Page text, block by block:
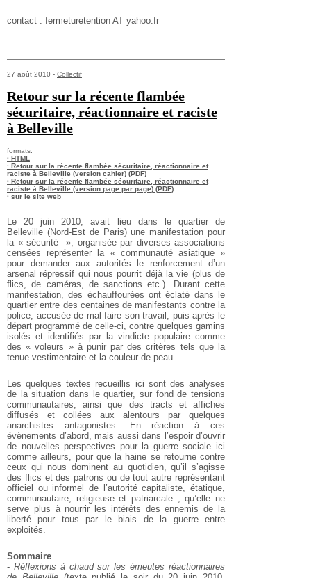
contact : fermeturetention AT yahoo.fr
27 août 2010 - Collectif
Retour sur la récente flambée
sécuritaire, réactionnaire et raciste
à Belleville
formats:
· HTML
· Retour sur la récente flambée sécuritaire, réactionnaire et
raciste à Belleville (version cahier) (PDF)
· Retour sur la récente flambée sécuritaire, réactionnaire et
raciste à Belleville (version page par page) (PDF)
· sur le site web
Le 20 juin 2010, avait lieu dans le quartier de
Belleville (Nord-Est de Paris) une manifestation pour
la « sécurité », organisée par diverses associations
censées représenter la « communauté asiatique »
pour demander aux autorités le renforcement d’un
arsenal répressif qui nous pourrit déjà la vie (plus de
flics, de caméras, de sanctions etc.). Durant cette
manifestation, des échauffourées ont éclaté dans le
quartier entre des centaines de manifestants contre la
police, accusée de mal faire sontravail, puis après le
départ programmé de celle-ci, contre quelques gamins
isolés et identifiés par la vindicte populaire comme
des « voleurs » à punir par des critères tels que la
tenue vestimentaire et la couleur de peau.
Les quelques textes recueillis ici sont des analyses
de lasituation dans le quartier, sur fond de tensions
communautaires, ainsi que des tracts et affiches
diffusés et collées aux alentours par quelques
anarchistes antagonistes. En réaction à ces
évènements d’abord, mais aussi dans l’espoir d’ouvrir
de nouvelles perspectives pour la guerre sociale ici
comme ailleurs, pour que la haine se retourne contre
ceux qui nous dominent au quotidien, qu’il s’agisse
des flics et des patrons ou de tout autre représentant
officiel ouinformel de l’autorité capitaliste, étatique,
communautaire, religieuse et patriarcale ; qu’elle ne
serve plus à nourrir les intérêts des ennemis de la
liberté pour tous par le biais de la guerre entre
exploités.
Sommaire
- Réflexions à chaud sur les émeutes réactionnaires